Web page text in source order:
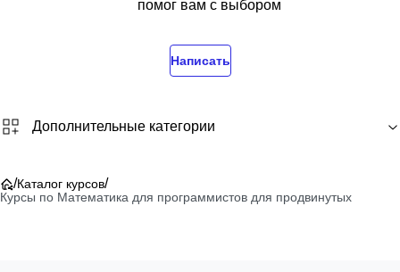
помог вам с выбором
Написать
Дополнительные категории
/Каталог курсов/
Курсы по Математика для программистов для продвинутых